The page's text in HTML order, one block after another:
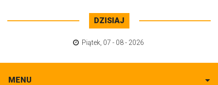
DZISIAJ
Piątek 07 - 08 - 2026
MENU